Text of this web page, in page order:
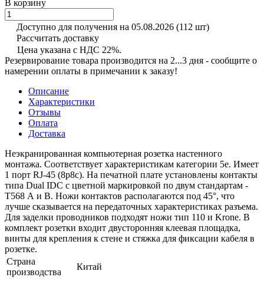
В корзину
Доступно для получения на 05.08.2026 (112 шт)
Рассчитать доставку
Цена указана с НДС 22%.
Резервирование товара производится на 2...3 дня - сообщите о
намерении оплаты в примечании к заказу!
Описание
Характеристики
Отзывы
Оплата
Доставка
Неэкранированная компьютерная розетка настенного
монтажа. Соответствует характеристикам категории 5е. Имеет
1 порт RJ-45 (8р8с). На печатной плате установлены контакты
типа Dual IDC с цветной маркировкой по двум стандартам -
T568 А и B. Ножи контактов располагаются под 45°, что
лучше сказывается на передаточных характеристиках разъема.
Для заделки проводников подходят ножи тип 110 и Krone. В
комплект розетки входит двусторонняя клеевая площадка,
винты для крепления к стене и стяжка для фиксации кабеля в
розетке.
Страна
производства
Китай